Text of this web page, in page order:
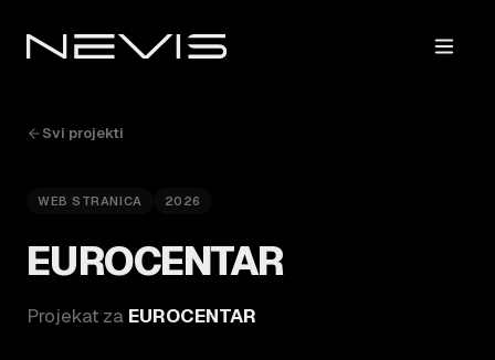
Svi projekti
WEB STRANICA 2026
EUROCENTAR
Projekat za EUROCENTAR